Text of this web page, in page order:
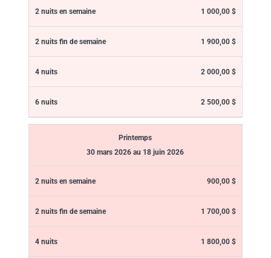
1 000,00 $
1 900,00 $
2 000,00 $
2 500,00 $
Printemps
30 mars 2026 au 18 juin 2026
900,00 $
1 700,00 $
1 800,00 $